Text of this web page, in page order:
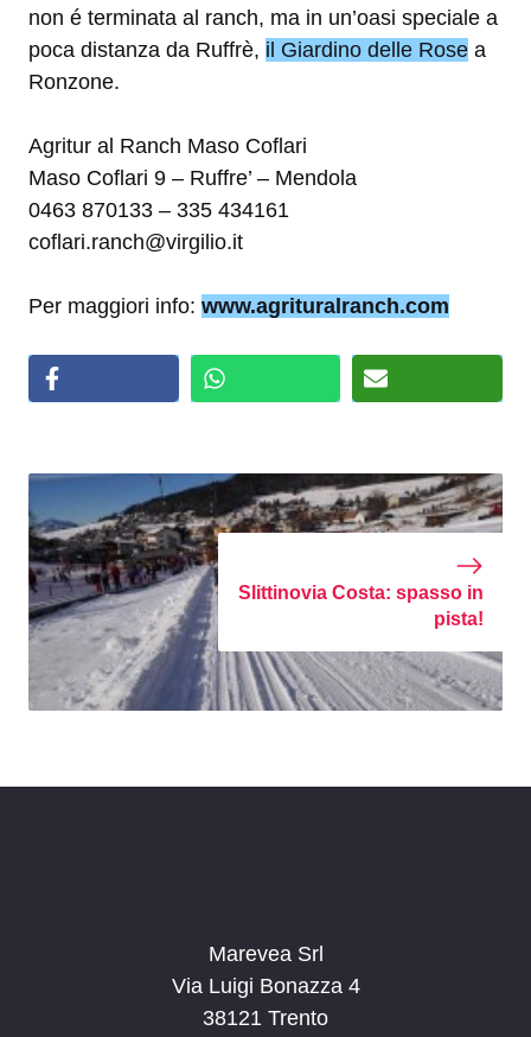
non é terminata al ranch, ma in un’oasi speciale a
poca distanza da Ruffrè, il Giardino delle Rose a
Ronzone.
Agritur al Ranch Maso Coflari
Maso Coflari 9 – Ruffre’ – Mendola
0463 870133 – 335 434161
coflari.ranch@virgilio.it
Per maggiori info: www.agrituralranch.com
Slittinovia Costa: spasso in
pista!
Marevea Srl
Via Luigi Bonazza 4
38121 Trento